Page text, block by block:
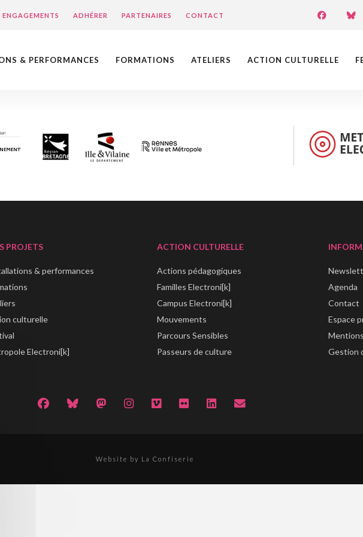
ENGAGEMENTS ADHÉRER PARTENAIRES CONTACT
& PERFORMANCES FORMATIONS ATELIERS ACTION CULTURELLE
PROJETS
& performances
culturelle
Electroni[k]
ACTION CULTURELLE
Actions pédagogiques
Familles Electroni[k]
Campus Electroni[k]
Mouvements
Parcours Sensibles
Passeurs de culture
Agenda
Contact
Espace
Gestion
Website by La Confiserie